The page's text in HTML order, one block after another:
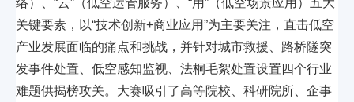
络）、“云”（低空运管服务）、“用”（低空场景应用）五大
关键要素，以“技术创新+商业应用”为主要关注，直击低空
产业发展面临的痛点和挑战，并针对城市救援、路桥隧突
发事件处置、低空感知监视、法桐毛絮处置设置四个行业
难题供揭榜攻关。大赛吸引了高等院校、科研院所、企事